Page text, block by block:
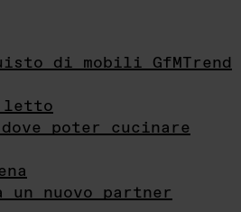
di mobili GfMTrend
letto
poter cucinare
un nuovo partner